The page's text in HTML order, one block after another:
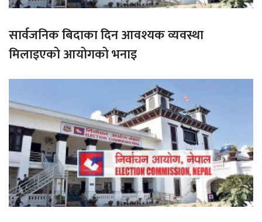
सार्वजनिक बिदाका दिन आवश्यक व्यवस्था
मिलाइएको आयोगको भनाइ